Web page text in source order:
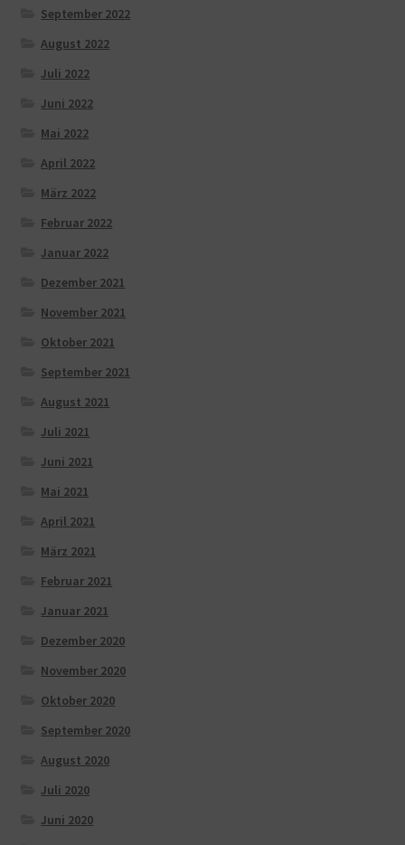
September 2022
August 2022
Juli 2022
Juni 2022
Mai 2022
April 2022
März 2022
Februar 2022
Januar 2022
Dezember 2021
November 2021
Oktober 2021
September 2021
August 2021
Juli 2021
Juni 2021
Mai 2021
April 2021
März 2021
Februar 2021
Januar 2021
Dezember 2020
November 2020
Oktober 2020
September 2020
August 2020
Juli 2020
Juni 2020